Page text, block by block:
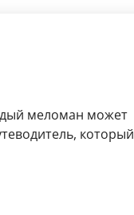
меломан может
который